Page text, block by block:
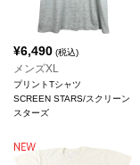
¥6,490 (税込)
メンズXL
プリントTシャツ
SCREEN STARS/スクリーン
スターズ